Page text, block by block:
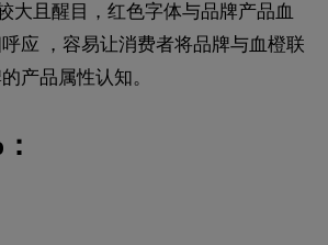
大且醒目，红色字体与品牌产品血
应 ，容易让消费者将品牌与血橙联
产品属性认知。